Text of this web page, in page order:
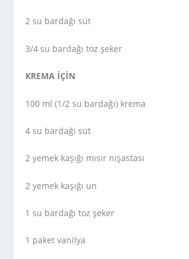
2 su bardağı süt
3/4 su bardağı toz şeker
KREMA İÇİN
100 ml (1/2 su bardağı) krema
4 su bardağı süt
2 yemek kaşığı mısır nişastası
2 yemek kaşığı un
1 su bardağı toz şeker
1 paket vanilya